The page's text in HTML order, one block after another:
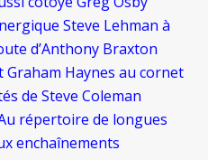
Steve Lehman à
d’Anthony Braxton
Graham Haynes au cornet
de Steve Coleman
répertoire de longues
enchaînements